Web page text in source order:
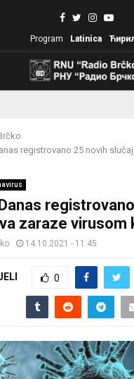
Facebook
Twitter
Program Latinica
registrovano 25 novih
zaraze virusom
14.10.2021 - 11:45
0